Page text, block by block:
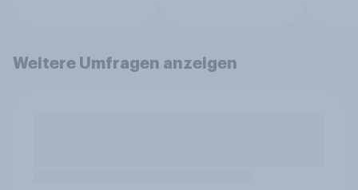
Weitere Umfragen anzeigen